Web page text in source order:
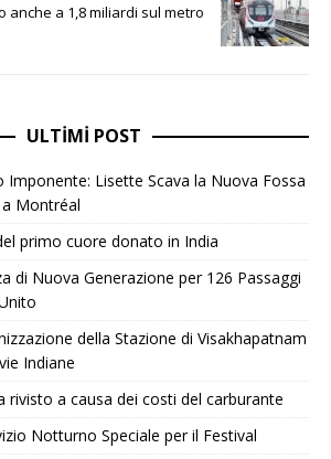
anche a 1,8 miliardi sul metro
ULTIMI POST
Lisette Scava la Nuova Fossa
Montréal
primo cuore donato in India
di Nuova Generazione per 126 Passaggi
della Stazione di Visakhapatnam
Indiane
rivisto a causa dei costi del carburante
Notturno Speciale per il Festival